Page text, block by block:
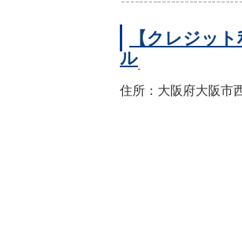
【クレジッ
ル
住所：大阪府大阪市